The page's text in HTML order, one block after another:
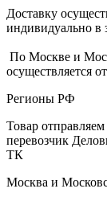
Доставку
индивидуально в
По Москве и
осуществляется
Регионы РФ
Товар
перевозчик
ТК
Москва и